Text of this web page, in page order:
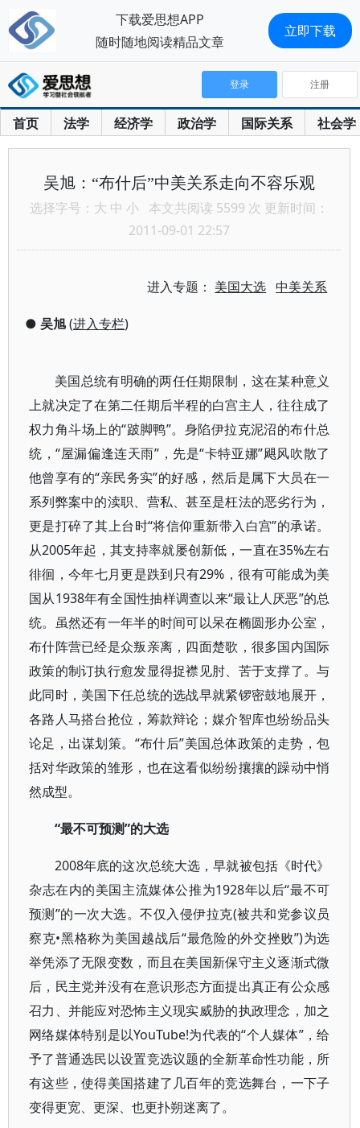
首页 法学 经济学 政治学 国际关系 社会学
登录 注册
吴旭：“布什后”中美关系走向不容乐观
选择字号： 大 中 小 本文共阅读 5599 次 更新时间：
2011-09-01 22:57
进入专题： 美国大选 中美关系
● 吴旭(进入专栏)
美国总统有明确的两任任期限制，这在某种意义
上就决定了在第二任期后半程的白宫主人，往往成了
权力角斗场上的“跛脚鸭”。身陷伊拉克泥沼的布什总
统，“屋漏偏逢连天雨”，先是“卡特亚娜”飓风吹散了
他曾享有的“亲民务实”的好感，然后是属下大员在一
系列弊案中的渎职、营私、甚至是枉法的恶劣行为，
更是打碎了其上台时“将信仰重新带入白宫”的承诺。
从2005年起，其支持率就屡创新低，一直在35%左右
徘徊，今年七月更是跌到只有29%，很有可能成为美
国从1938年有全国性抽样调查以来“最让人厌恶”的总
统。虽然还有一年半的时间可以呆在椭圆形办公室，
布什阵营已经是众叛亲离，四面楚歌，很多国内国际
政策的制订执行愈发显得捉襟见肘、苦于支撑了。与
此同时，美国下任总统的选战早就紧锣密鼓地展开，
各路人马搭台抢位，筹款辩论；媒介智库也纷纷品头
论足，出谋划策。“布什后”美国总体政策的走势，包
括对华政策的雏形，也在这看似纷纷攘攘的躁动中悄
然成型。
“最不可预测”的大选
2008年底的这次总统大选，早就被包括《时代》
杂志在内的美国主流媒体公推为1928年以后“最不可
预测”的一次大选。不仅入侵伊拉克(被共和党参议员
察克•黑格称为美国越战后“最危险的外交挫败”)为选
举凭添了无限变数，而且在美国新保守主义逐渐式微
后，民主党并没有在意识形态方面提出真正有公众感
召力、并能应对恐怖主义现实威胁的执政理念，加之
网络媒体特别是以YouTube!为代表的“个人媒体”，给
予了普通选民以设置竞选议题的全新革命性功能，所
有这些，使得美国搭建了几百年的竞选舞台，一下子
变得更宽、更深、也更扑朔迷离了。
下载爱思想APP
随时随地阅读精品文章
立即下载